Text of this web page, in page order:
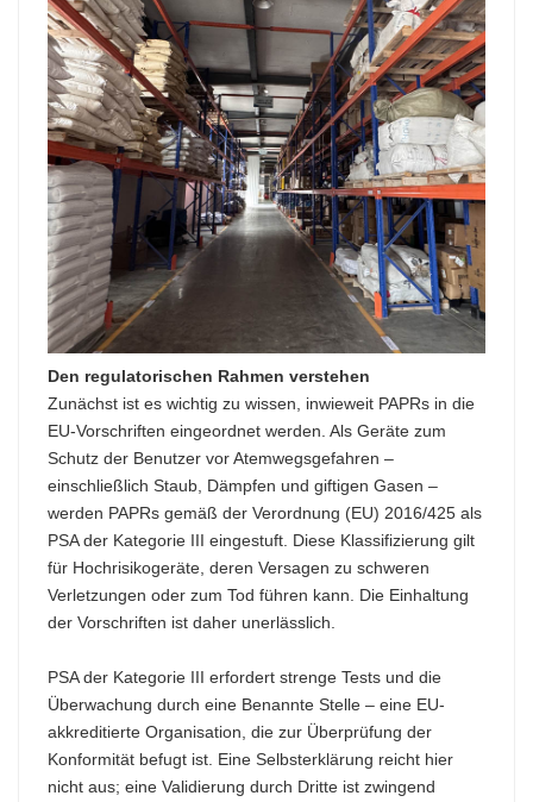
Den regulatorischen Rahmen verstehen
Zunächst ist es wichtig zu wissen, inwieweit PAPRs in die
EU-Vorschriften eingeordnet werden. Als Geräte zum
Schutz der Benutzer vor Atemwegsgefahren –
einschließlich Staub, Dämpfen und giftigen Gasen –
werden PAPRs gemäß der Verordnung (EU) 2016/425 als
PSA der Kategorie III eingestuft. Diese Klassifizierung gilt
für Hochrisikogeräte, deren Versagen zu schweren
Verletzungen oder zum Tod führen kann. Die Einhaltung
der Vorschriften ist daher unerlässlich.
PSA der Kategorie III erfordert strenge Tests und die
Überwachung durch eine Benannte Stelle – eine EU-
akkreditierte Organisation, die zur Überprüfung der
Konformität befugt ist. Eine Selbsterklärung reicht hier
nicht aus; eine Validierung durch Dritte ist zwingend